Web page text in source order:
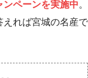
ペーンを実施中。
えれば宮城の名産で